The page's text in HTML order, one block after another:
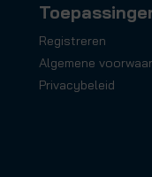
Registreren
Algemene
Privacybeleid